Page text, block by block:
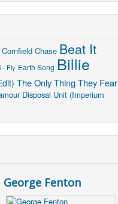
Cornfield Chase Beat It
- Fly Earth Song Billie
The Only Thing They Fear
Disposal Unit (Imperium
George Fenton